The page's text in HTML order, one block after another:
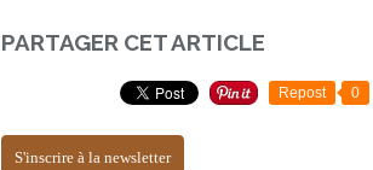
PARTAGER CET ARTICLE
Repost 0
S'inscrire à la newsletter